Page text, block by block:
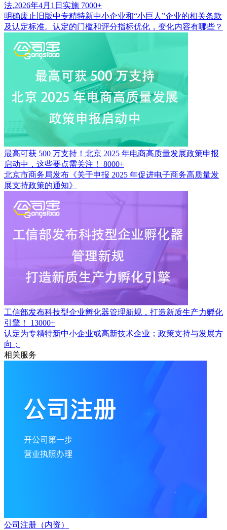
法,2026年4月1日实施 7000+
明确废止旧版中专精特新中小企业和“小巨人”企业的相关条款
及认定标准。认定的门槛和评分指标优化，变化内容有哪些？
最高可获 500 万支持！北京 2025 年电商高质量发展政策申报
启动中，这些要点需关注！
8000+
北京市商务局发布《关于申报 2025 年促进电子商务高质量发
展支持政策的通知》
工信部发布科技型企业孵化器管理新规，打造新质生产力孵化
引擎！
13000+
认定为专精特新中小企业或高新技术企业；政策支持与发展方
向；
相关服务
公司注册（内资）